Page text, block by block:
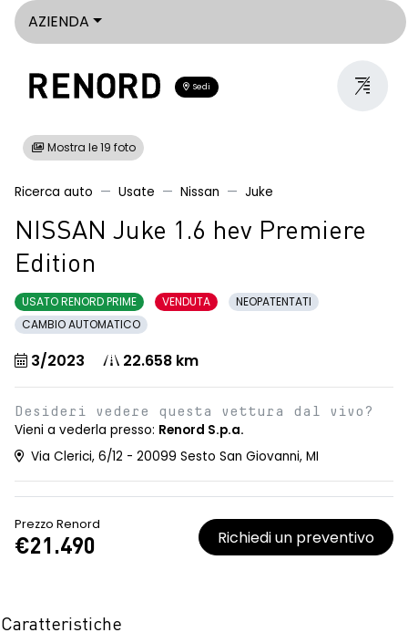
AZIENDA
Sedi
Mostra le 19 foto
Ricerca auto Usate Nissan Juke
NISSAN Juke 1.6 hev Premiere
Edition
USATO RENORD PRIME VENDUTA
NEOPATENTATI
CAMBIO AUTOMATICO
3/2023 22.658 km
Desideri vedere questa vettura dal vivo?
Vieni a vederla presso: Renord S.p.a.
Via Clerici, 6/12 - 20099 Sesto San Giovanni, MI
Prezzo Renord
€21.490 Richiedi un preventivo
Caratteristiche